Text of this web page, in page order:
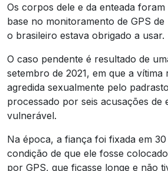
Os corpos dele e da enteada
base no monitoramento de GPS de
o brasileiro estava obrigado a usar.
O caso pendente é resultado de
setembro de 2021, em que a vítima
agredida sexualmente pelo
processado por seis acusações de
vulnerável.
Na época, a fiança foi fixada em
condição de que ele fosse
por GPS, que ficasse longe e não